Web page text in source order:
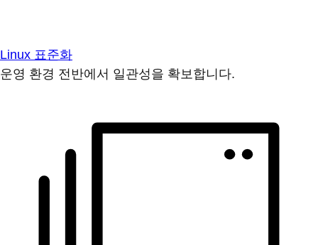
Linux 표준화
운영 환경 전반에서 일관성을 확보합니다.